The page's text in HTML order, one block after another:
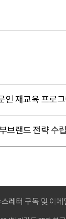
인 재교육 프로
브랜드 전략 수
스레터 구독 및 이